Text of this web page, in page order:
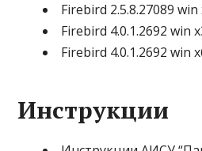
Firebird 2.5.8.27089 win
Firebird 4.0.1.2692 win
Firebird 4.0.1.2692 win
Инструкции